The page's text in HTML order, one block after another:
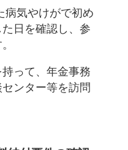
病気やけがで初め
日を確認し、参
って、年金事務
ンター等を訪問